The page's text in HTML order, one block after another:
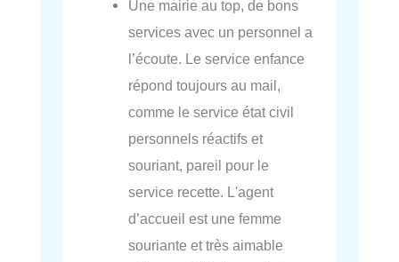
Une mairie au top, de bons
services avec un personnel a
l’écoute. Le service enfance
répond toujours au mail,
comme le service état civil
personnels réactifs et
souriant, pareil pour le
service recette. L'agent
d’accueil est une femme
souriante et très aimable